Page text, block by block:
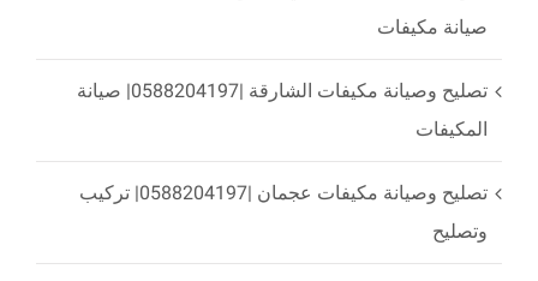
صيانة مكيفات
تصليح وصيانة مكيفات الشارقة |0588204197| صيانة
المكيفات
تصليح وصيانة مكيفات عجمان |0588204197| تركيب
وتصليح